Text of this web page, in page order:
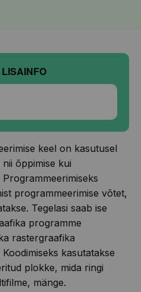
keel on kasutusel
õppimise kui
programmeerimise võtet,
Tegelasi saab ise
programme
rastergraafika
kasutatakse
plokke, mida ringi
mänge.